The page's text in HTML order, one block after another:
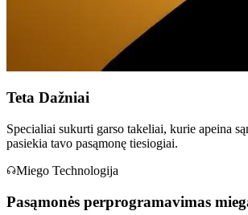
Teta Dažniai
Specialiai sukurti garso takeliai, kurie apeina
pasiekia tavo pasąmonę tiesiogiai.
Miego Technologija
Pasąmonės perprogramavimas